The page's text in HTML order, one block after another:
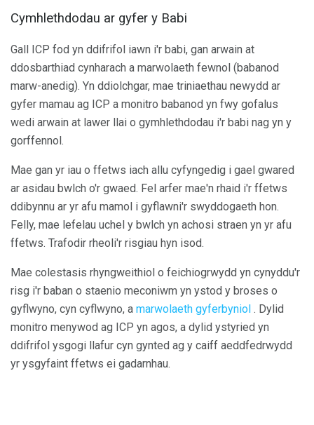
Cymhlethdodau ar gyfer y Babi
Gall ICP fod yn ddifrifol iawn i'r babi, gan arwain at
ddosbarthiad cynharach a marwolaeth fewnol (babanod
marw-anedig). Yn ddiolchgar, mae triniaethau newydd ar
gyfer mamau ag ICP a monitro babanod yn fwy gofalus
wedi arwain at lawer llai o gymhlethdodau i'r babi nag yn y
gorffennol.
Mae gan yr iau o ffetws iach allu cyfyngedig i gael gwared
ar asidau bwlch o'r gwaed. Fel arfer mae'n rhaid i'r ffetws
ddibynnu ar yr afu mamol i gyflawni'r swyddogaeth hon.
Felly, mae lefelau uchel y bwlch yn achosi straen yn yr afu
ffetws. Trafodir rheoli'r risgiau hyn isod.
Mae colestasis rhyngweithiol o feichiogrwydd yn cynyddu'r
risg i'r baban o staenio meconiwm yn ystod y broses o
gyflwyno, cyn cyflwyno, a marwolaeth gyferbyniol . Dylid
monitro menywod ag ICP yn agos, a dylid ystyried yn
ddifrifol ysgogi llafur cyn gynted ag y caiff aeddfedrwydd
yr ysgyfaint ffetws ei gadarnhau.